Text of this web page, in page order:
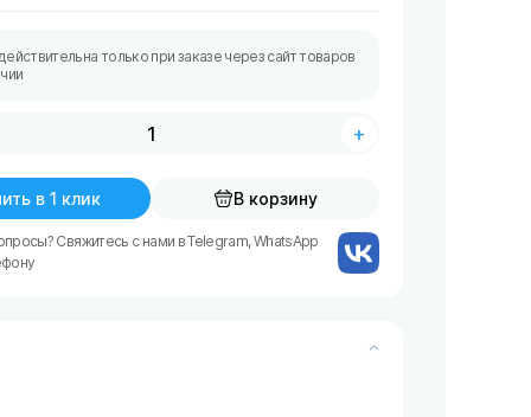
только при заказе через сайт товаров
+
в 1 клик В корзину
Свяжитесь с нами в Telegram, WhatsApp